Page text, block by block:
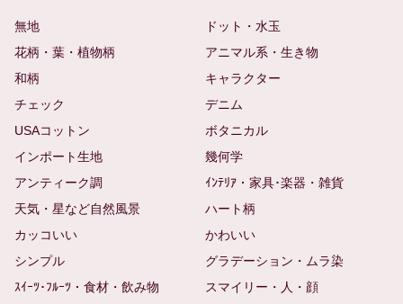
無地
ドット・水玉
花柄・葉・植物柄
アニマル系・生き物
和柄
キャラクター
チェック
デニム
USAコットン
ボタニカル
インポート生地
幾何学
アンティーク調
ｲﾝﾃﾘｱ・家具･楽器・雑貨
天気・星など自然風景
ハート柄
カッコいい
かわいい
シンプル
グラデーション・ムラ染
ｽｲｰﾂ･ﾌﾙｰﾂ・食材・飲み物
スマイリー・人・顔